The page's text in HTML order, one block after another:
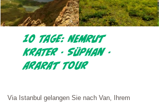
10 Tage: Nemrut
Krater - Süphan -
Ararat Tour
Via Istanbul gelangen Sie nach Van, Ihrem